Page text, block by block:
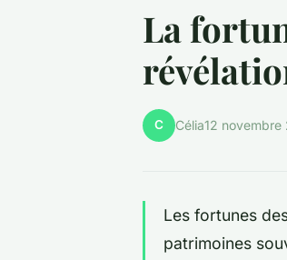
La
C Célia12 novembre
Les fortunes
patrimoines